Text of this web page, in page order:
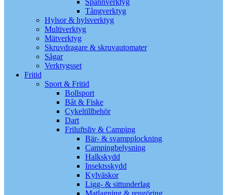
Spännverktyg
Tångverktyg
Hylsor & hylsverktyg
Multiverktyg
Mätverktyg
Skruvdragare & skruvautomater
Sågar
Verktygsset
Fritid
Sport & Fritid
Bollsport
Båt & Fiske
Cykeltillbehör
Dart
Friluftsliv & Camping
Bär- & svampplockning
Campingbelysning
Halkskydd
Insektsskydd
Kylväskor
Ligg- & sittunderlag
Matlagning & rengöring